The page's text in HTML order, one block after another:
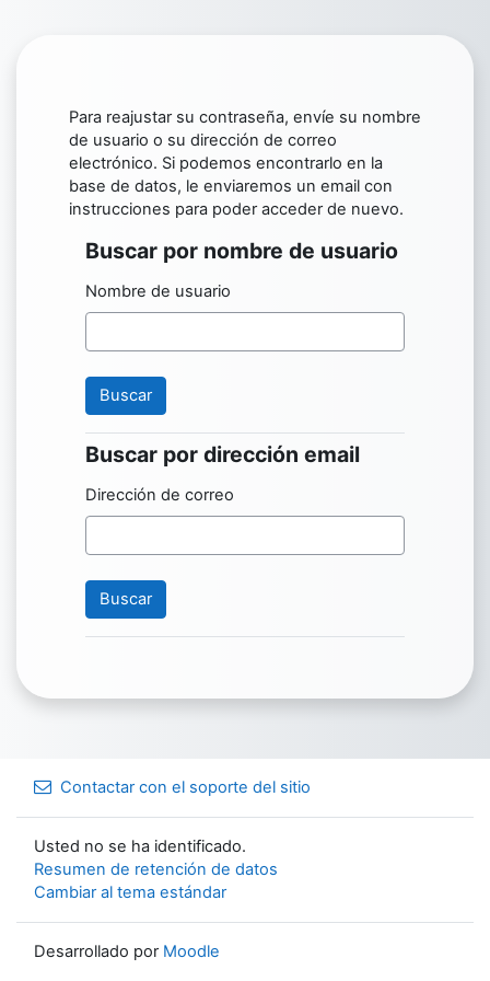
Para reajustar su contraseña, envíe su nombre
de usuario o su dirección de correo
electrónico. Si podemos encontrarlo en la
base de datos, le enviaremos un email con
instrucciones para poder acceder de nuevo.
Buscar por nombre de usuario
Buscar por nombre de usuario
Nombre de usuario
Buscar por dirección email
Buscar por dirección email
Dirección de correo
Contactar con el soporte del sitio
Usted no se ha identificado.
Resumen de retención de datos
Cambiar al tema estándar
Desarrollado por Moodle